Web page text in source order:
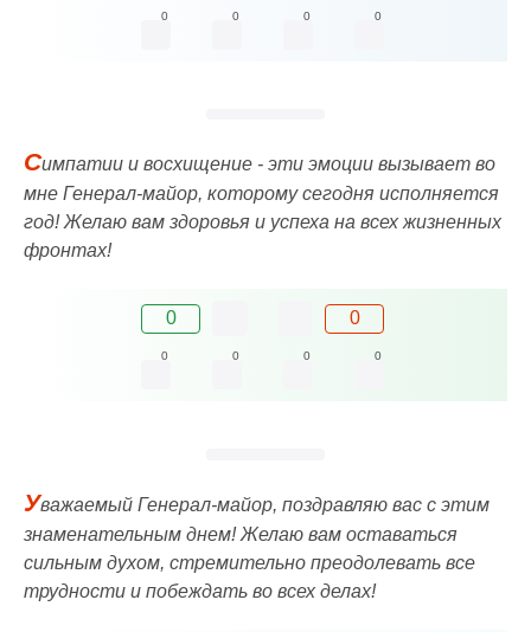
0 0 0 0
Симпатии и восхищение - эти эмоции вызывает во
мне Генерал-майор, которому сегодня исполняется
год! Желаю вам здоровья и успеха на всех жизненных
фронтах!
0 0
0 0 0 0
Уважаемый Генерал-майор, поздравляю вас с этим
знаменательным днем! Желаю вам оставаться
сильным духом, стремительно преодолевать все
трудности и побеждать во всех делах!